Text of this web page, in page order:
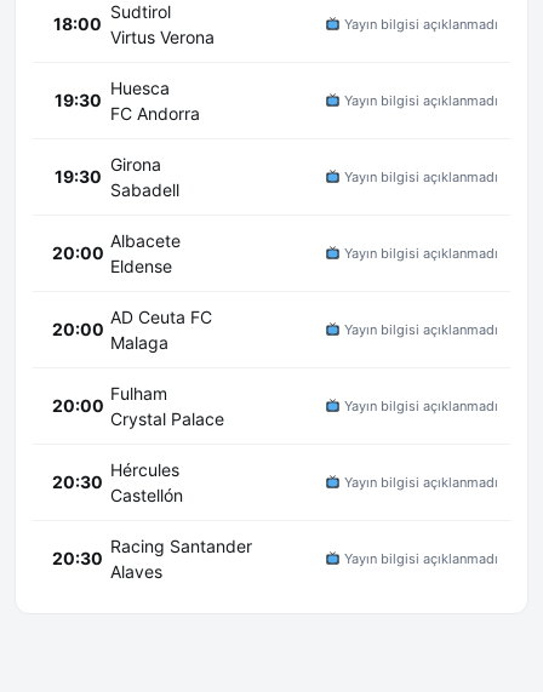
18:00
Sudtirol
Virtus Verona
Yayın bilgisi açıklanmadı
19:30
Huesca
FC Andorra
Yayın bilgisi açıklanmadı
19:30
Girona
Sabadell
Yayın bilgisi açıklanmadı
20:00
Albacete
Eldense
Yayın bilgisi açıklanmadı
20:00
AD Ceuta FC
Malaga
Yayın bilgisi açıklanmadı
20:00
Fulham
Crystal Palace
Yayın bilgisi açıklanmadı
20:30
Hércules
Castellón
Yayın bilgisi açıklanmadı
20:30
Racing Santander
Alaves
Yayın bilgisi açıklanmadı